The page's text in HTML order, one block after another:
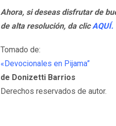
Ahora, si deseas disfrutar de
de alta resolución, da clicAQUÍ.
Tomado de:
«Devocionales en Pijama”
de Donizetti Barrios
Derechos reservados de autor.